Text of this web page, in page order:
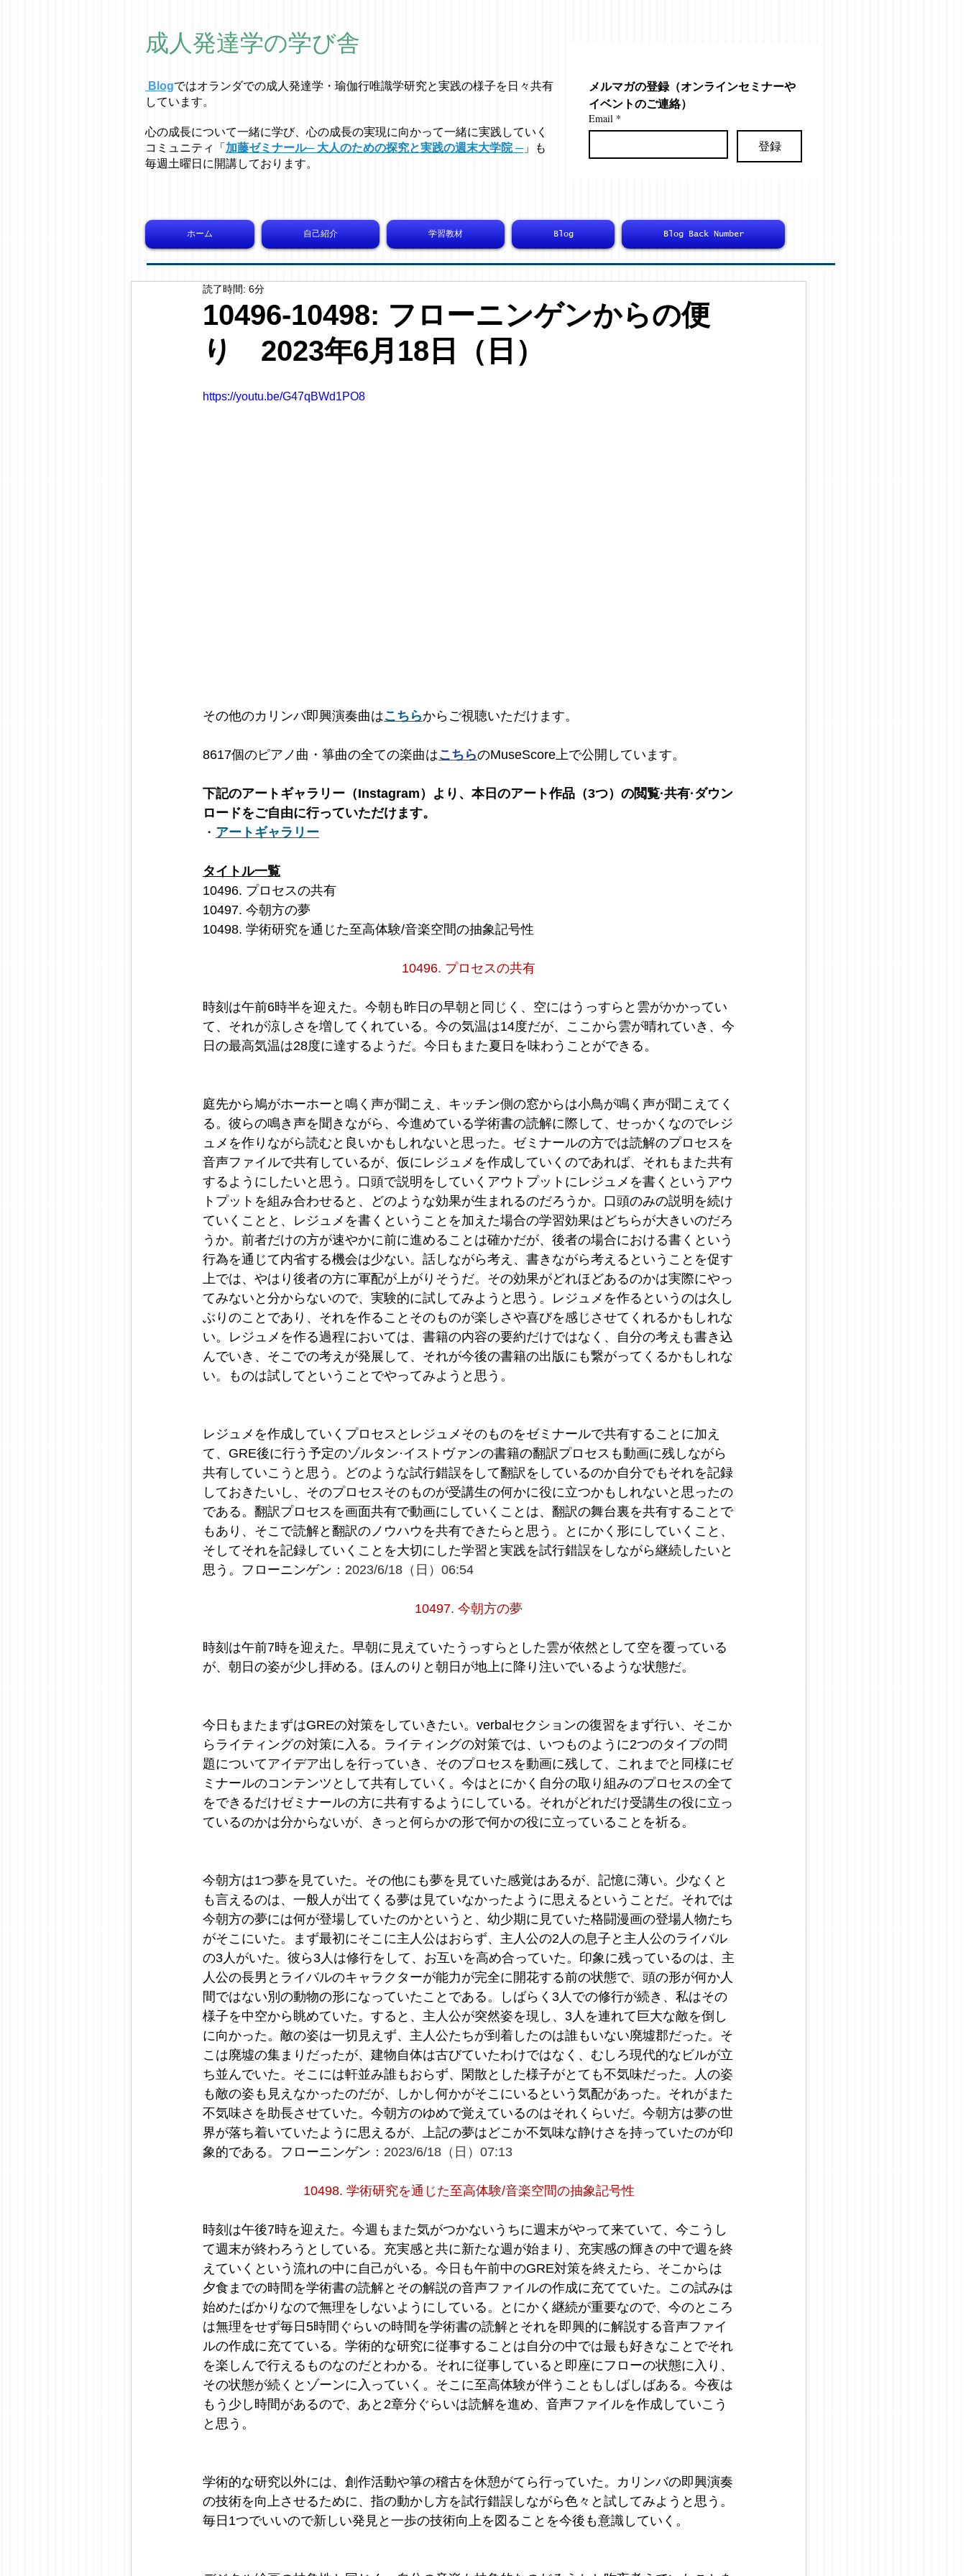
成人発達学の学び舎
Blogではオラ ンダでの成人発達学・ 瑜伽行唯識学研究と実践の様子を日々共有
しています。
心の成長について一緒に学び、心の成長の実現に向かって一緒に実践していく
コミュニティ「 加藤ゼミナール─ 大人のための探究と実践の週末大学院 ─」も
毎週土曜日に開講しております。
メルマガの登録（オンラインセミナーや
イベントのご連絡）
Email *
登録
ホーム 自己紹介 学習教材 Blog Blog Back Number
10496-10498: フローニンゲンからの便
り 2023年6月18日（日）
読了時間: 6分
https://youtu.be/G47qBWd1PO8
その他のカリンバ即興演奏曲はこちらからご視聴いただけます。
8617個のピアノ曲・箏曲の全ての楽曲はこちらのMuseScore上で公開しています。
下記のアートギャラリー（Instagram）より、本日のアート作品（3つ）の閲覧·共有·ダウン
ロードをご自由に行っていただけます。
・ アートギャラリー
タイトル一覧
10496. プロセスの共有
10497. 今朝方の夢
10498. 学術研究を通じた至高体験/音楽空間の抽象記号性
10496. プロセスの共有
時刻は午前6時半を迎えた。今朝も昨日の早朝と同じく、空にはうっすらと雲がかかってい
て、それが涼しさを増してくれている。今の気温は14度だが、ここから雲が晴れていき、今
日の最高気温は28度に達するようだ。今日もまた夏日を味わうことができる。
庭先から鳩がホーホーと鳴く声が聞こえ、キッチン側の窓からは小鳥が鳴く声が聞こえてく
る。彼らの鳴き声を聞きながら、今進めている学術書の読解に際して、せっかくなのでレジ
ュメを作りながら読むと良いかもしれないと思った。ゼミナールの方では読解のプロセスを
音声ファイルで共有しているが、仮にレジュメを作成していくのであれば、それもまた共有
するようにしたいと思う。口頭で説明をしていくアウトプットにレジュメを書くというアウ
トプットを組み合わせると、どのような効果が生まれるのだろうか。口頭のみの説明を続け
ていくことと、レジュメを書くということを加えた場合の学習効果はどちらが大きいのだろ
うか。前者だけの方が速やかに前に進めることは確かだが、後者の場合における書くという
行為を通じて内省する機会は少ない。話しながら考え、書きながら考えるということを促す
上では、やはり後者の方に軍配が上がりそうだ。その効果がどれほどあるのかは実際にやっ
てみないと分からないので、実験的に試してみようと思う。レジュメを作るというのは久し
ぶりのことであり、それを作ることそのものが楽しさや喜びを感じさせてくれるかもしれな
い。レジュメを作る過程においては、書籍の内容の要約だけではなく、自分の考えも書き込
んでいき、そこでの考えが発展して、それが今後の書籍の出版にも繋がってくるかもしれな
い。ものは試してということでやってみようと思う。
レジュメを作成していくプロセスとレジュメそのものをゼミナールで共有することに加え
て、GRE後に行う予定のゾルタン·イストヴァンの書籍の翻訳プロセスも動画に残しながら
共有していこうと思う。どのような試行錯誤をして翻訳をしているのか自分でもそれを記録
しておきたいし、そのプロセスそのものが受講生の何かに役に立つかもしれないと思ったの
である。翻訳プロセスを画面共有で動画にしていくことは、翻訳の舞台裏を共有することで
もあり、そこで読解と翻訳のノウハウを共有できたらと思う。とにかく形にしていくこと、
そしてそれを記録していくことを大切にした学習と実践を試行錯誤をしながら継続したいと
思う。フローニンゲン ：2023/6/18（日）06:54
10497. 今朝方の夢
時刻は午前7時を迎えた。早朝に見えていたうっすらとした雲が依然として空を覆っている
が、朝日の姿が少し拝める。ほんのりと朝日が地上に降り注いでいるような状態だ。
今日もまたまずはGREの対策をしていきたい。verbalセクションの復習をまず行い、そこか
らライティングの対策に入る。ライティングの対策では、いつものように2つのタイプの問
題についてアイデア出しを行っていき、そのプロセスを動画に残して、これまでと同様にゼ
ミナールのコンテンツとして共有していく。今はとにかく自分の取り組みのプロセスの全て
をできるだけゼミナールの方に共有するようにしている。それがどれだけ受講生の役に立っ
ているのかは分からないが、きっと何らかの形で何かの役に立っていることを祈る。
今朝方は1つ夢を見ていた。その他にも夢を見ていた感覚はあるが、記憶に薄い。少なくと
も言えるのは、一般人が出てくる夢は見ていなかったように思えるということだ。それでは
今朝方の夢には何が登場していたのかというと、幼少期に見ていた格闘漫画の登場人物たち
がそこにいた。まず最初にそこに主人公はおらず、主人公の2人の息子と主人公のライバル
の3人がいた。彼ら3人は修行をして、お互いを高め合っていた。印象に残っているのは、主
人公の長男とライバルのキャラクターが能力が完全に開花する前の状態で、頭の形が何か人
間ではない別の動物の形になっていたことである。しばらく3人での修行が続き、私はその
様子を中空から眺めていた。すると、主人公が突然姿を現し、3人を連れて巨大な敵を倒し
に向かった。敵の姿は一切見えず、主人公たちが到着したのは誰もいない廃墟郡だった。そ
こは廃墟の集まりだったが、建物自体は古びていたわけではなく、むしろ現代的なビルが立
ち並んでいた。そこには軒並み誰もおらず、閑散とした様子がとても不気味だった。人の姿
も敵の姿も見えなかったのだが、しかし何かがそこにいるという気配があった。それがまた
不気味さを助長させていた。今朝方のゆめで覚えているのはそれくらいだ。今朝方は夢の世
界が落ち着いていたように思えるが、上記の夢はどこか不気味な静けさを持っていたのが印
象的である。フローニンゲン ：2023/6/18（日）07:13
10498. 学術研究を通じた至高体験/音楽空間の抽象記号性
時刻は午後7時を迎えた。今週もまた気がつかないうちに週末がやって来ていて、今こうし
て週末が終わろうとしている。充実感と共に新たな週が始まり、充実感の輝きの中で週を終
えていくという流れの中に自己がいる。今日も午前中のGRE対策を終えたら、そこからは
夕食までの時間を学術書の読解とその解説の音声ファイルの作成に充てていた。この試みは
始めたばかりなので無理をしないようにしている。とにかく継続が重要なので、今のところ
は無理をせず毎日5時間ぐらいの時間を学術書の読解とそれを即興的に解説する音声ファイ
ルの作成に充てている。学術的な研究に従事することは自分の中では最も好きなことでそれ
を楽しんで行えるものなのだとわかる。それに従事していると即座にフローの状態に入り、
その状態が続くとゾーンに入っていく。そこに至高体験が伴うこともしばしばある。今夜は
もう少し時間があるので、あと2章分ぐらいは読解を進め、音声ファイルを作成していこう
と思う。
学術的な研究以外には、創作活動や箏の稽古を休憩がてら行っていた。カリンバの即興演奏
の技術を向上させるために、指の動かし方を試行錯誤しながら色々と試してみようと思う。
毎日1つでいいので新しい発見と一歩の技術向上を図ることを今後も意識していく。